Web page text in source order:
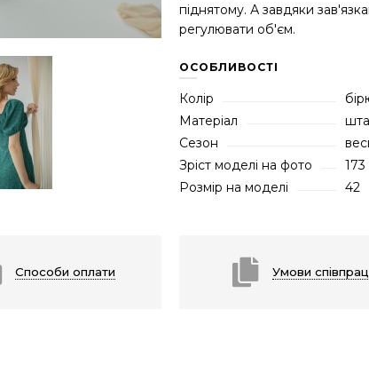
піднятому. А завдяки
регулювати об'єм.
ОСОБЛИВОСТІ
Колір
Матеріал
Сезон
Зріст моделі на фото
Розмір на моделі
42
Способи оплати Умови